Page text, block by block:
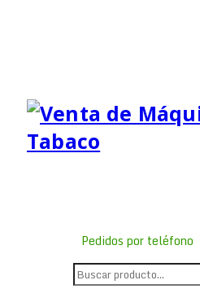
Pedidos por teléfono